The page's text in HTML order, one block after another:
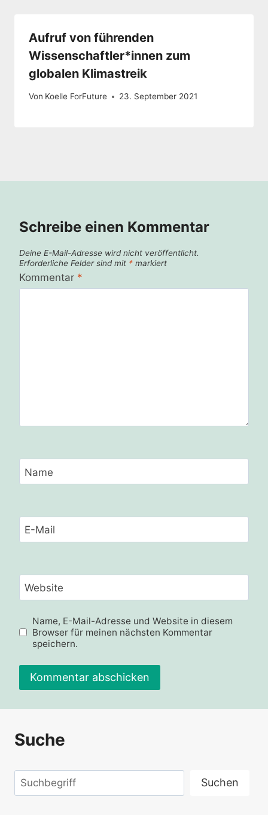
Aufruf von führenden
Wissenschaftler*innen zum
globalen Klimastreik
Von Koelle ForFuture 23. September 2021
Schreibe einen Kommentar
Deine E-Mail-Adresse wird nicht veröffentlicht.
Erforderliche Felder sind mit * markiert
Kommentar *
Name
E-Mail
Website
Name, E-Mail-Adresse und Website in diesem
Browser für meinen nächsten Kommentar
speichern.
Suche
Suchen Suchen